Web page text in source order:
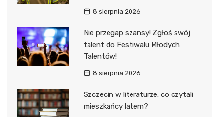
8 sierpnia 2026
Nie przegap szansy! Zgłoś swój
talent do Festiwalu Młodych
Talentów!
8 sierpnia 2026
Szczecin w literaturze: co czytali
mieszkańcy latem?